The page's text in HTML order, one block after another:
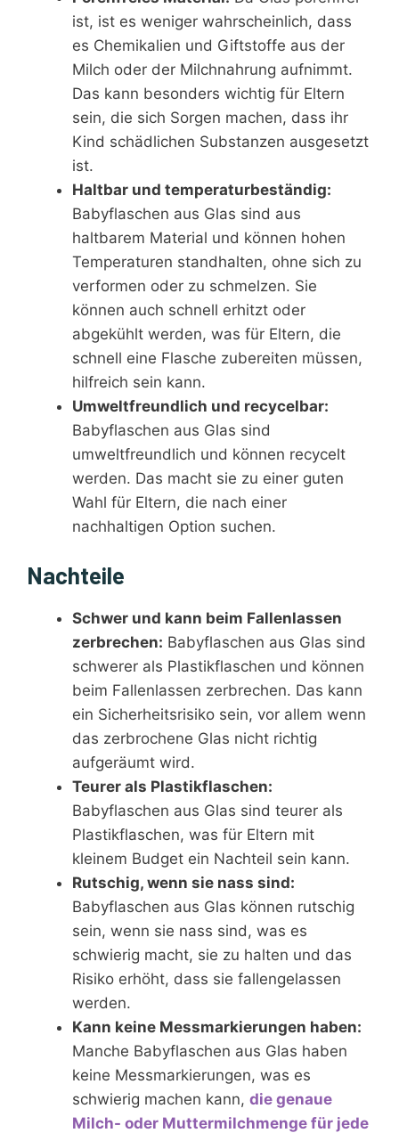
ist, ist es weniger wahrscheinlich, dass
es Chemikalien und Giftstoffe aus der
Milch oder der Milchnahrung aufnimmt.
Das kann besonders wichtig für Eltern
sein, die sich Sorgen machen, dass ihr
Kind schädlichen Substanzen ausgesetzt
ist.
Haltbar und temperaturbeständig:
Babyflaschen aus Glas sind aus
haltbarem Material und können hohen
Temperaturen standhalten, ohne sich zu
verformen oder zu schmelzen. Sie
können auch schnell erhitzt oder
abgekühlt werden, was für Eltern, die
schnell eine Flasche zubereiten müssen,
hilfreich sein kann.
Umweltfreundlich und recycelbar:
Babyflaschen aus Glas sind
umweltfreundlich und können recycelt
werden. Das macht sie zu einer guten
Wahl für Eltern, die nach einer
nachhaltigen Option suchen.
Nachteile
Schwer und kann beim Fallenlassen
zerbrechen: Babyflaschen aus Glas sind
schwerer als Plastikflaschen und können
beim Fallenlassen zerbrechen. Das kann
ein Sicherheitsrisiko sein, vor allem wenn
das zerbrochene Glas nicht richtig
aufgeräumt wird.
Teurer als Plastikflaschen:
Babyflaschen aus Glas sind teurer als
Plastikflaschen, was für Eltern mit
kleinem Budget ein Nachteil sein kann.
Rutschig, wenn sie nass sind:
Babyflaschen aus Glas können rutschig
sein, wenn sie nass sind, was es
schwierig macht, sie zu halten und das
Risiko erhöht, dass sie fallengelassen
werden.
Kann keine Messmarkierungen haben:
Manche Babyflaschen aus Glas haben
keine Messmarkierungen, was es
schwierig machen kann, die genaue
Milch- oder Muttermilchmenge für jede